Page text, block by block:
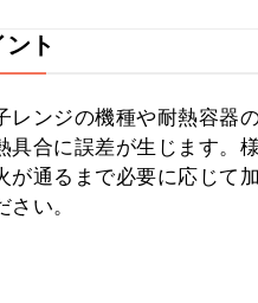
ト
レンジの機種や耐熱容器
具合に誤差が生じます。
が通るまで必要に応じて
い。